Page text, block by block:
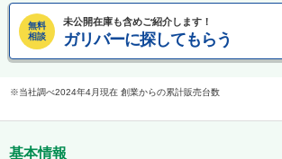
無料
相談
未公開在庫も含めご紹介します！
ガリバーに探してもらう
当社調べ2024年4月現在 創業からの累計販売台数
基本情報